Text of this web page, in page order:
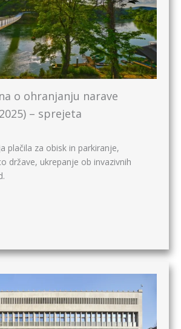
o ohranjanju narave
– sprejeta
plačila za obisk in parkiranje,
države, ukrepanje ob invazivnih